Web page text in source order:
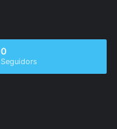
0
Seguidors